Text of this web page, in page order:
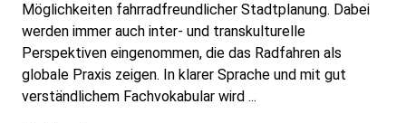
Möglichkeiten fahrradfreundlicher Stadtplanung. Dabei
werden immer auch inter- und transkulturelle
Perspektiven eingenommen, die das Radfahren als
globale Praxis zeigen. In klarer Sprache und mit gut
verständlichem Fachvokabular wird ...